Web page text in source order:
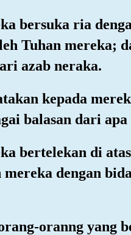
bersuka ria
Tuhan mereka;
azab neraka.
kepada
balasan dari
bertelekan di
mereka dengan
oranng yang